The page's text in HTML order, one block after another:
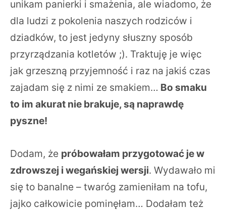
unikam panierki i smażenia, ale wiadomo, że
dla ludzi z pokolenia naszych rodziców i
dziadków, to jest jedyny słuszny sposób
przyrządzania kotletów ;). Traktuję je więc
jak grzeszną przyjemność i raz na jakiś czas
zajadam się z nimi ze smakiem… Bo smaku
to im akurat nie brakuje, są naprawdę
pyszne!
Dodam, że próbowałam przygotować je w
zdrowszej i wegańskiej wersji. Wydawało mi
się to banalne – twaróg zamieniłam na tofu,
jajko całkowicie pominęłam… Dodałam też